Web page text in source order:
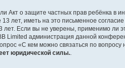
Акт о защите частных прав ребёнка
лет, иметь на это письменное
Если вы не уверены, применимо ли
Limited администрация данной
«С кем можно связаться по
юридической силы.